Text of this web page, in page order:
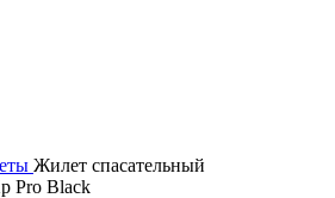
Жилет спасательный
Pro Black